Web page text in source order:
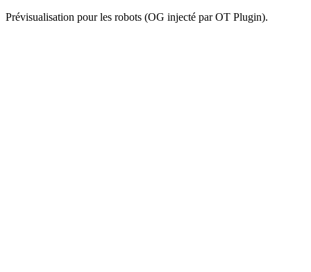
Prévisualisation pour les robots (OG injecté par OT Plugin).